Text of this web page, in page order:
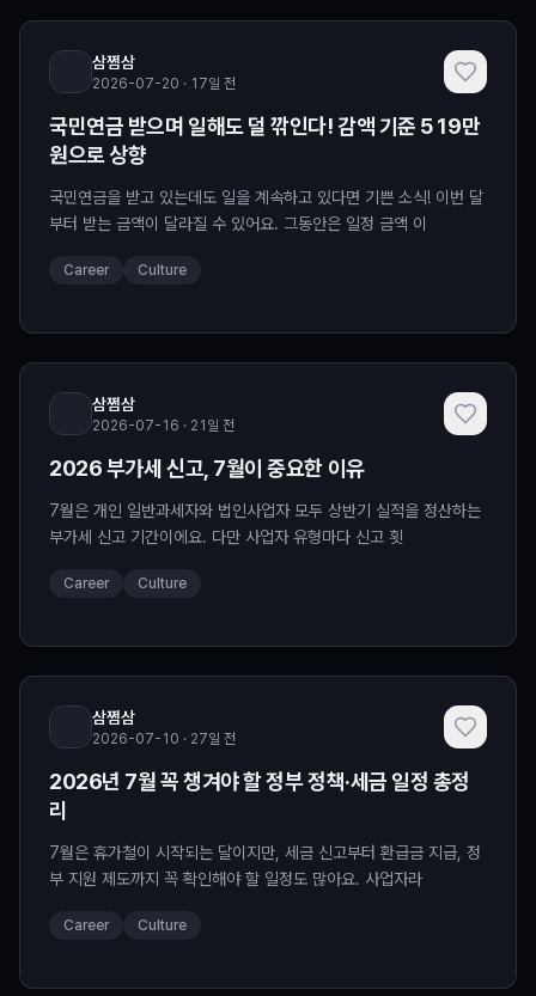
삼쩜삼
2026-07-20 · 17일 전
국민연금 받으며 일해도 덜 깎인다! 감액 기준 519만
원으로 상향
국민연금을 받고 있는데도 일을 계속하고 있다면 기쁜 소식! 이번 달
부터 받는 금액이 달라질 수 있어요. 그동안은 일정 금액 이
Career Culture
삼쩜삼
2026-07-16 · 21일 전
2026 부가세 신고, 7월이 중요한 이유
7월은 개인 일반과세자와 법인사업자 모두 상반기 실적을 정산하는
부가세 신고 기간이에요. 다만 사업자 유형마다 신고 횟
Career Culture
삼쩜삼
2026-07-10 · 27일 전
2026년 7월 꼭 챙겨야 할 정부 정책·세금 일정 총정
리
7월은 휴가철이 시작되는 달이지만, 세금 신고부터 환급금 지급, 정
부 지원 제도까지 꼭 확인해야 할 일정도 많아요. 사업자라
Career Culture